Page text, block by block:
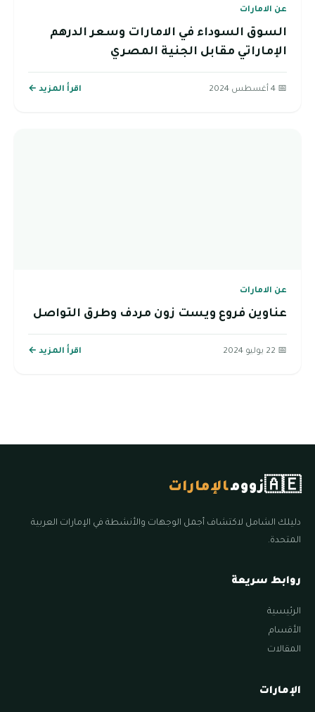
عن الامارات
السوق السوداء في الامارات وسعر الدرهم
الإماراتي مقابل الجنية المصري
📅 4 أغسطس 2024 اقرأ المزيد ←
عن الامارات
عناوين فروع ويست زون مردف وطرق التواصل
📅 22 يوليو 2024 اقرأ المزيد ←
🇦🇪زوومالإمارات
دليلك الشامل لاكتشاف أجمل الوجهات والأنشطة في الإمارات العربية
المتحدة.
روابط سريعة
الرئيسية
الأقسام
المقالات
الإمارات